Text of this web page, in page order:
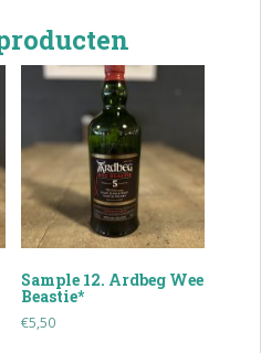
Sample 12. Ardbeg Wee
Beastie*
€5,50